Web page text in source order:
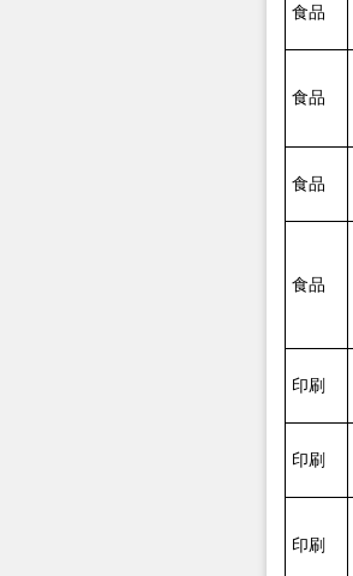
食品
食品
食品
食品
印刷
印刷
印刷